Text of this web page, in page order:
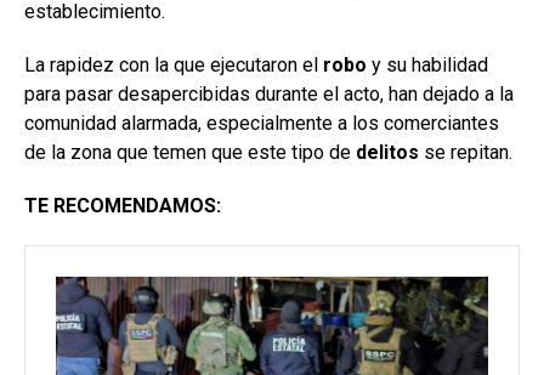
establecimiento.
La rapidez con la que ejecutaron el robo y su habilidad
para pasar desapercibidas durante el acto, han dejado a la
comunidad alarmada, especialmente a los comerciantes
de la zona que temen que este tipo de delitos se repitan.
TE RECOMENDAMOS: